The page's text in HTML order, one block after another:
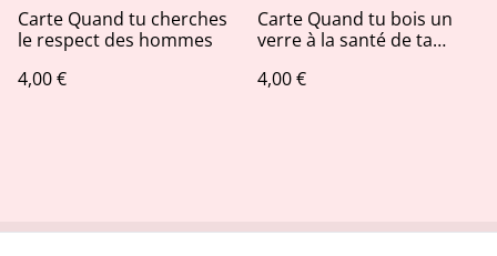
Carte Quand tu cherches
le respect des hommes
4,00 €
Carte Quand tu bois un
verre à la santé de ta
4,00 €